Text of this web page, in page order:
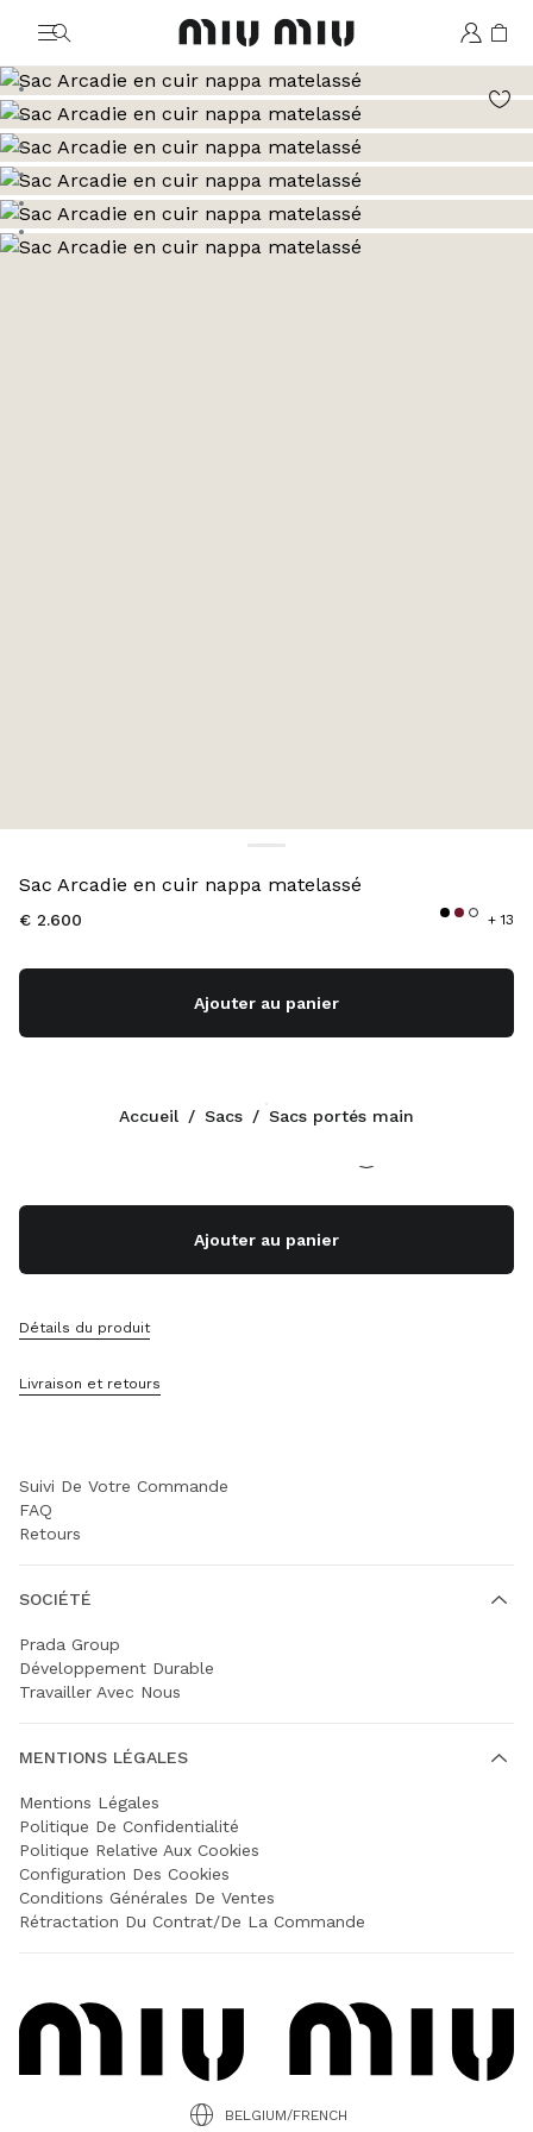
MiuMiu logo
Aller à l’image 1
Aller à l’image 2
Aller à l’image 3
Aller à l’image 4
Aller à l’image 5
Aller à l’image 6
Aller à l’image 7
Sac Arcadie en cuir nappa matelassé
€ 2.600 + 13
Ajouter au panier
Rose Poudré
Ajouter au panier
Détails du produit
Livraison et retours
Accueil / Sacs / Sacs portés main
+32 23 207 232
Localisation Boutique
Suivi De Votre Commande
FAQ
Retours
SOCIÉTÉ
Prada Group
Développement Durable
Travailler Avec Nous
MENTIONS LÉGALES
Mentions Légales
Politique De Confidentialité
Politique Relative Aux Cookies
Configuration Des Cookies
Conditions Générales De Ventes
Rétractation Du Contrat/de La Commande
BELGIUM/FRENCH